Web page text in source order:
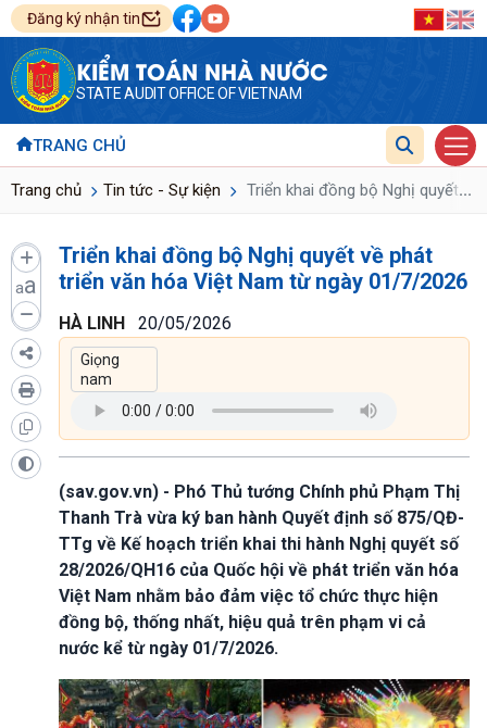
Đăng ký nhận tin
KIỂM TOÁN NHÀ NƯỚC
STATE AUDIT OFFICE OF VIETNAM
TRANG CHỦ
Trang chủ Tin tức - Sự kiện Triển khai đồng bộ Nghị quyết...
aa
Triển khai đồng bộ Nghị quyết về phát
triển văn hóa Việt Nam từ ngày 01/7/2026
HÀ LINH 20/05/2026
(sav.gov.vn) - Phó Thủ tướng Chính phủ Phạm Thị
Thanh Trà vừa ký ban hành Quyết định số 875/QĐ-
TTg về Kế hoạch triển khai thi hành Nghị quyết số
28/2026/QH16 của Quốc hội về phát triển văn hóa
Việt Nam nhằm bảo đảm việc tổ chức thực hiện
đồng bộ, thống nhất, hiệu quả trên phạm vi cả
nước kể từ ngày 01/7/2026.